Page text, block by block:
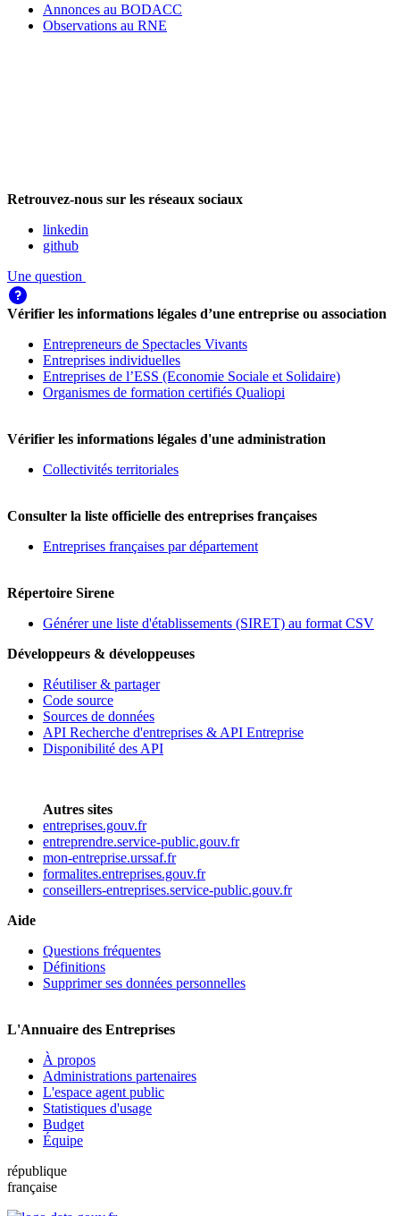
Annonces au BODACC
Observations au RNE
Retrouvez-nous sur les réseaux sociaux
linkedin
github
Une question
Vérifier les informations légales d’une entreprise ou association
Entrepreneurs de Spectacles Vivants
Entreprises individuelles
Entreprises de l’ESS (Economie Sociale et Solidaire)
Organismes de formation certifiés Qualiopi
Vérifier les informations légales d'une administration
Collectivités territoriales
Consulter la liste officielle des entreprises françaises
Entreprises françaises par département
Répertoire Sirene
Générer une liste d'établissements (SIRET) au format CSV
Développeurs & développeuses
Réutiliser & partager
Code source
Sources de données
API Recherche d'entreprises & API Entreprise
Disponibilité des API
Autres sites
entreprises.gouv.fr
entreprendre.service-public.gouv.fr
mon-entreprise.urssaf.fr
formalites.entreprises.gouv.fr
conseillers-entreprises.service-public.gouv.fr
Aide
Questions fréquentes
Définitions
Supprimer ses données personnelles
L'Annuaire des Entreprises
À propos
Administrations partenaires
L'espace agent public
Statistiques d'usage
Budget
Équipe
république
française